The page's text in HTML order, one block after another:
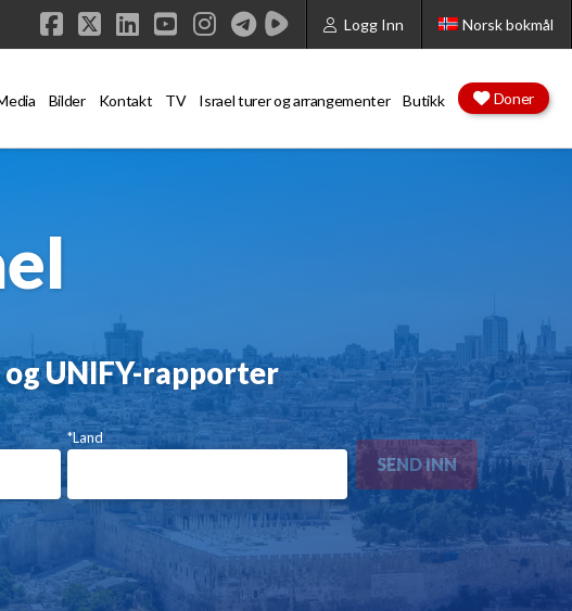
Logg Inn Norsk bokmål
Facebook
X LinkedIn
YouTube
Instagram
Bilder Kontakt TV Israel turer og arrangementer Butikk Doner
UNIFY-rapporter
*Land